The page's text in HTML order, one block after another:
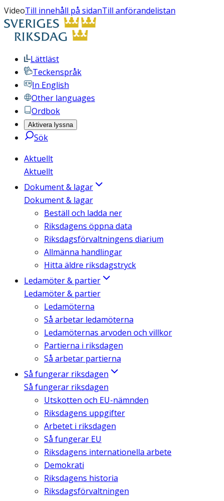
VideoTill innehåll på sidanTill anförandelistan
Lättläst
Teckenspråk
In English
Other languages
Ordbok
Aktivera lyssna
Sök
Aktuellt
Aktuellt
Dokument & lagar
Dokument & lagar
Beställ och ladda ner
Riksdagens öppna data
Riksdagsförvaltningens diarium
Allmänna handlingar
Hitta äldre riksdagstryck
Ledamöter & partier
Ledamöter & partier
Ledamöterna
Så arbetar ledamöterna
Ledamöternas arvoden och villkor
Partierna i riksdagen
Så arbetar partierna
Så fungerar riksdagen
Så fungerar riksdagen
Utskotten och EU-nämnden
Riksdagens uppgifter
Arbetet i riksdagen
Så fungerar EU
Riksdagens internationella arbete
Demokrati
Riksdagens historia
Riksdagsförvaltningen